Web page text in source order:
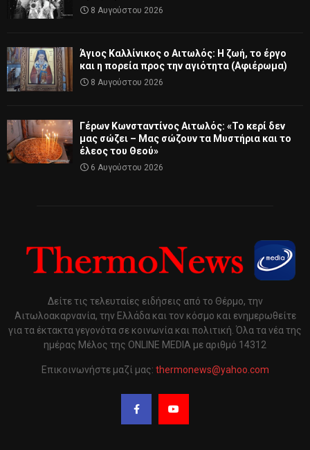
8 Αυγούστου 2026
Άγιος Καλλίνικος ο Αιτωλός: Η ζωή, το έργο
και η πορεία προς την αγιότητα (Αφιέρωμα)
8 Αυγούστου 2026
Γέρων Κωνσταντίνος Αιτωλός: «Το κερί δεν
μας σώζει – Μας σώζουν τα Μυστήρια και το
έλεος του Θεού»
6 Αυγούστου 2026
Δείτε τις τελευταίες ειδήσεις από το Θέρμο, την
Αιτωλοακαρνανία, την Ελλάδα και τον κόσμο και ενημερωθείτε
για τα έκτακτα γεγονότα σε κοινωνία και πολιτική. Όλα τα νέα της
ημέρας Μέλος της ONLINE MEDIA με αριθμό 14312
Επικοινωνήστε μαζί μας: thermonews@yahoo.com